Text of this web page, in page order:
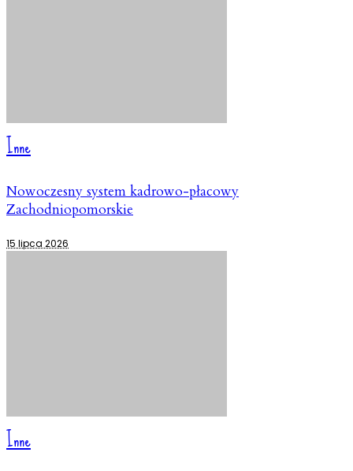
Inne
Nowoczesny system kadrowo-płacowy
Zachodniopomorskie
15 lipca 2026
Inne